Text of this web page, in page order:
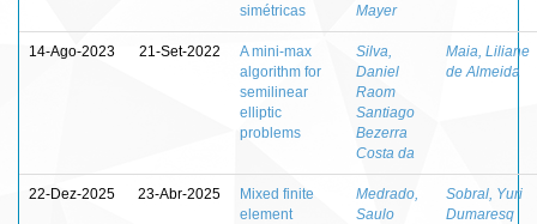
simétricas
Mayer
14-Ago-2023 21-Set-2022
A mini-max
algorithm for
semilinear
elliptic
problems
Silva,
Daniel
Raom
Santiago
Bezerra
Costa da
Maia, Liliane
de Almeida
22-Dez-2025 23-Abr-2025
Mixed finite
element
Medrado,
Saulo
Sobral, Yuri
Dumaresq